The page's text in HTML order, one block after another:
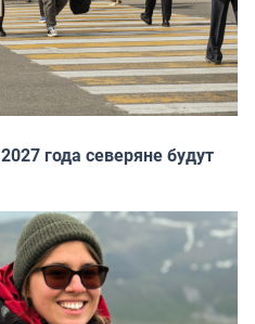
года северяне будут